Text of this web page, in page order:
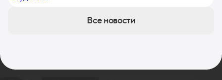
Все новости